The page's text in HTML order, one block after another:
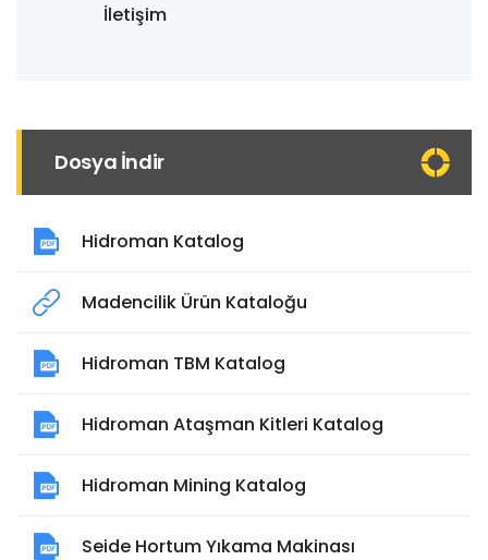
İletişim
Dosya İndir
Hidroman Katalog
Madencilik Ürün Kataloğu
Hidroman TBM Katalog
Hidroman Ataşman Kitleri Katalog
Hidroman Mining Katalog
Seide Hortum Yıkama Makinası